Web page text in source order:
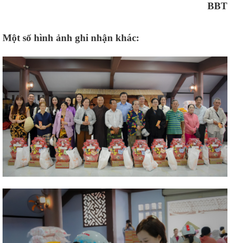
BBT
Một số hình ảnh ghi nhận khác: